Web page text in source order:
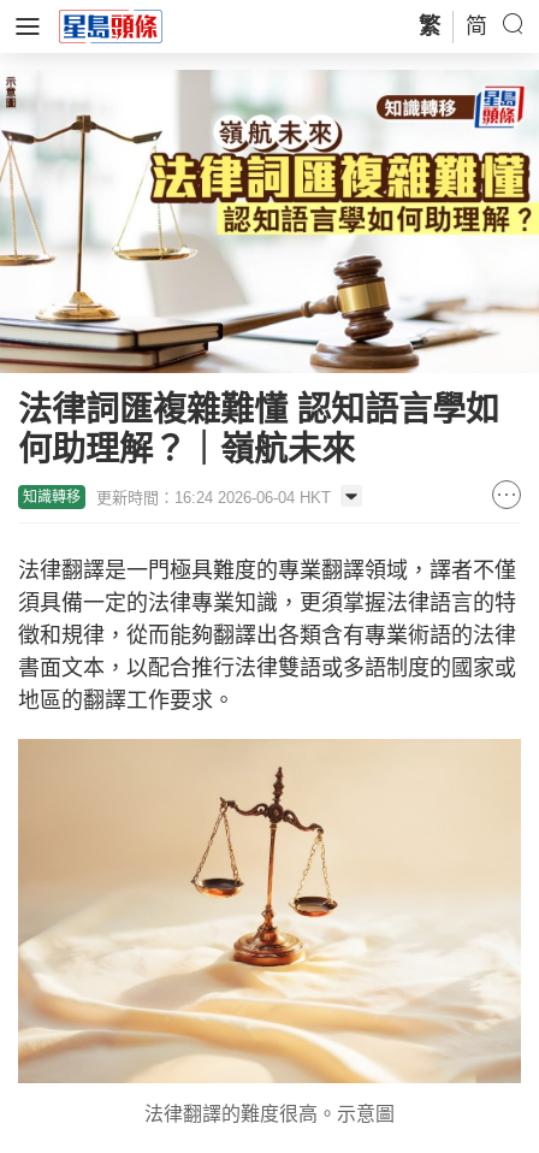
繁 简
法律詞匯複雜難懂 認知語言學如
何助理解？｜嶺航未來
知識轉移 更新時間：16:24 2026-06-04 HKT
法律翻譯是一門極具難度的專業翻譯領域，譯者不僅
須具備一定的法律專業知識，更須掌握法律語言的特
徵和規律，從而能夠翻譯出各類含有專業術語的法律
書面文本，以配合推行法律雙語或多語制度的國家或
地區的翻譯工作要求。
法律翻譯的難度很高。示意圖